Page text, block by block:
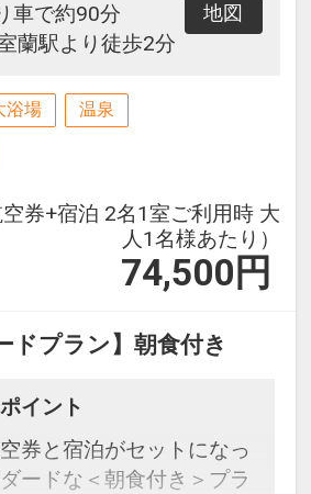
車で約90分
蘭駅より徒歩2分
地図
浴場 温泉
空券+宿泊 2名1室ご利用時 大
人1名様あたり）
74,500 円
ドプラン】朝食付き
イント
券と宿泊がセットになっ
ードな＜朝食付き＞プラ